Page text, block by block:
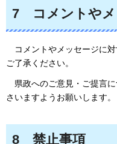
7 コメント や
コメントやメッセージに
ご了承ください。
県政へのご意見・ご提言
さいますようお願いします。
8 禁止事項